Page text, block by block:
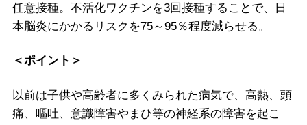
任意接種。不活化ワクチンを3回接種することで、日
本脳炎にかかるリスクを75～95％程度減らせる。
＜ポイント＞
以前は子供や高齢者に多くみられた病気で、高熱、頭
痛、嘔吐、意識障害やまひ等の神経系の障害を起こ